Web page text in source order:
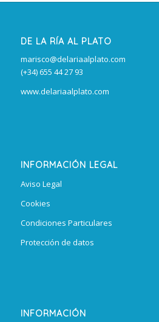
DE LA RÍA AL PLATO
marisco@delariaalplato.com
(+34) 655 44 27 93
www.delariaalplato.com
INFORMACIÓN LEGAL
Aviso Legal
Cookies
Condiciones Particulares
Protección de datos
INFORMACIÓN